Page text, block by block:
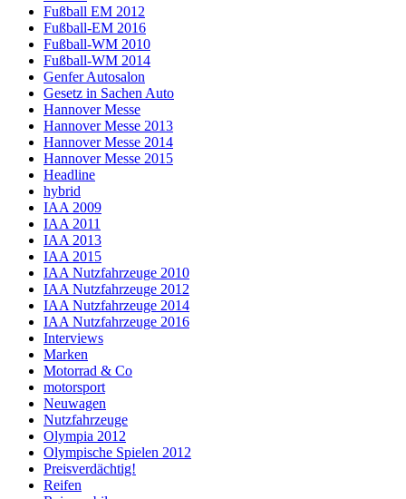
Fußball EM 2012
Fußball-EM 2016
Fußball-WM 2010
Fußball-WM 2014
Genfer Autosalon
Gesetz in Sachen Auto
Hannover Messe
Hannover Messe 2013
Hannover Messe 2014
Hannover Messe 2015
Headline
hybrid
IAA 2009
IAA 2011
IAA 2013
IAA 2015
IAA Nutzfahrzeuge 2010
IAA Nutzfahrzeuge 2012
IAA Nutzfahrzeuge 2014
IAA Nutzfahrzeuge 2016
Interviews
Marken
Motorrad & Co
motorsport
Neuwagen
Nutzfahrzeuge
Olympia 2012
Olympische Spielen 2012
Preisverdächtig!
Reifen